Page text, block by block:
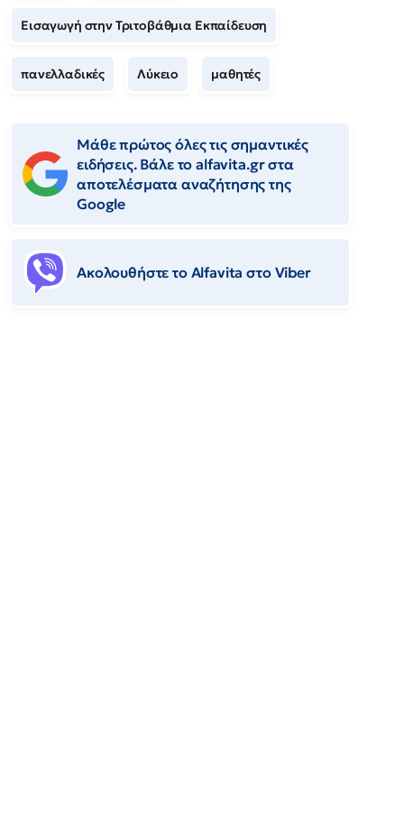
Εισαγωγή στην Τριτοβάθμια Εκπαίδευση
πανελλαδικές Λύκειο μαθητές
Μάθε πρώτος όλες τις σημαντικές
ειδήσεις. Βάλε το alfavita.gr στα
αποτελέσματα αναζήτησης της
Google
Ακολουθήστε το Αlfavita στο Viber